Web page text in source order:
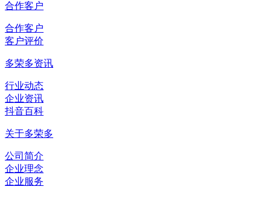
合作客户
合作客户
客户评价
多荣多资讯
行业动态
企业资讯
抖音百科
关于多荣多
公司简介
企业理念
企业服务